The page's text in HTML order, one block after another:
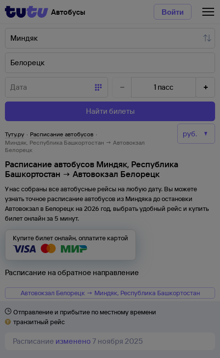
Автобусы Войти
1 пасс
Найти билеты
Туту.ру · Расписание автобусов ·
Миндяк, Республика Башкортостан → Автовокзал
Белорецк
Расписание автобусов Миндяк, Республика
Башкортостан → Автовокзал Белорецк
У нас собраны все автобусные рейсы на любую дату. Вы можете
узнать точное расписание автобусов из Миндяка доостановки
Автовокзал в Белорецк на 2026 год, выбрать удобный рейс и купить
билет онлайн за 5 минут.
Купите билет онлайн, оплатите картой
Расписание на обратное направление
Автовокзал Белорецк → Миндяк, Республика Башкортостан
Отправление и прибытие по местному времени
транзитный рейс
Расписание изменено 7 ноября 2025